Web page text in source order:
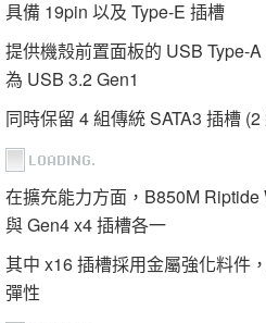
具備 19pin 以及 Type-E 插槽
提供機殼前置面板的 USB Type-
為 USB 3.2 Gen1
同時保留 4 組傳統 SATA3 插槽
在擴充能力方面，B850M
與 Gen4 x4 插槽各一
其中 x16 插槽採用金屬強化料件
彈性